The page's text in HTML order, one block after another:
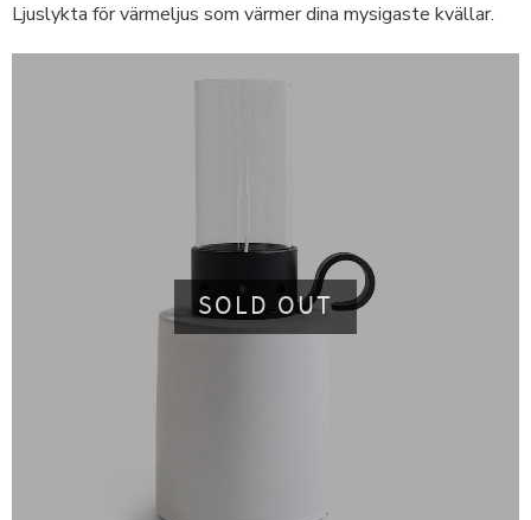
Ljuslykta för värmeljus som värmer dina mysigaste kvällar.
SOLD OUT